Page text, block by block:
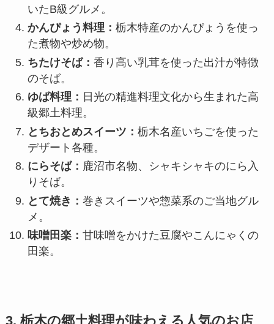
いたB級グルメ。
かんぴょう料理： 栃木特産のかんぴょうを使っ
た煮物や炒め物。
ちたけそば： 香り高い乳茸を使った出汁が特徴
のそば。
ゆば料理： 日光の精進料理文化から生まれた高
級郷土料理。
とちおとめスイーツ： 栃木名産いちごを使った
デザート各種。
にらそば： 鹿沼市名物、シャキシャキのにら入
りそば。
とて焼き： 巻きスイーツや惣菜系のご当地グル
メ。
味噌田楽： 甘味噌をかけた豆腐やこんにゃくの
田楽。
3. 栃木の郷土料理が味わえる人気のお店